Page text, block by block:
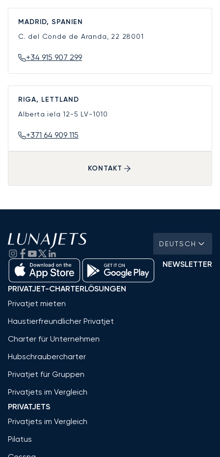
MADRID, SPANIEN
C. del Conde de Aranda, 22 28001
+34 915 907 299
RIGA, LETTLAND
Alberta iela 12-5 LV-1010
+371 64 909 115
KONTAKT
DEUTSCH
NEWSLETTER
PRIVATJET-CHARTERLÖSUNGEN
Privatjet mieten
Haustierfreundlicher Privatjet
Charter für Unternehmen
Hubschraubercharter
Privatjet für Gruppen
Privatjets im Vergleich
PRIVATJETS
Privatjets im Vergleich
Pilatus